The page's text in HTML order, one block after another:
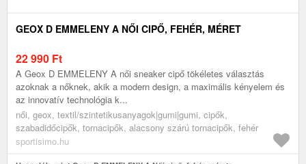
GEOX D EMMELENY A NŐI CIPŐ, FEHÉR, MÉRET
22 990 Ft
A Geox D EMMELENY A női sneaker cipő tökéletes választás
azoknak a nőknek, akik a modern design, a maximális kényelem és
az innovatív technológia k...
női, geox, textil/szintetikusanyagok|gumi|gumi, cipők,
szabadidőcipők, tornacipők, alacsony szárú tornacipők, fehér
sportisimo.hu